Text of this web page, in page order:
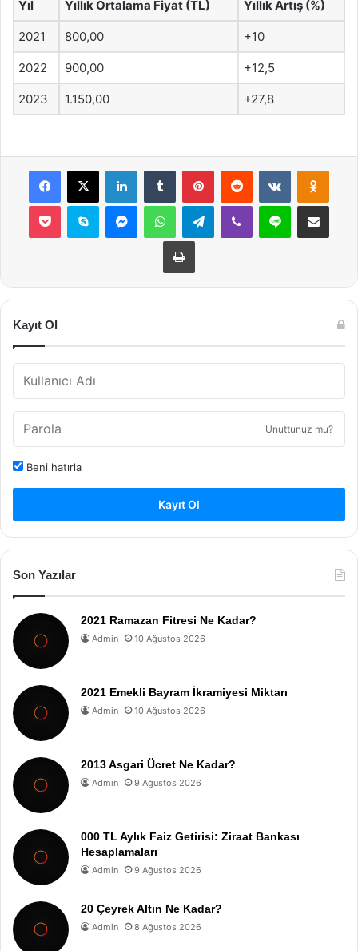
Yıl Yıllık Ortalama Fiyat (TL) Yıllık Artış (%)
2021 800,00 +10
2022 900,00 +12,5
2023 1.150,00 +27,8
Facebook
X LinkedInTumblr PinterestReddit VKontakte
Pocket Skype MessengerWhatsAppTelegramViber Line E-Posta ile
Yazdır
Kayıt Ol
Unuttunuz mu?
Beni hatırla
Kayıt Ol
Son Yazılar
2021 Ramazan Fitresi Ne Kadar?
Admin 10 Ağustos 2026
2021 Emekli Bayram İkramiyesi Miktarı
Admin 10 Ağustos 2026
2013 Asgari Ücret Ne Kadar?
Admin 9 Ağustos 2026
000 TL Aylık Faiz Getirisi: Ziraat Bankası
Hesaplamaları
Admin 9 Ağustos 2026
20 Çeyrek Altın Ne Kadar?
Admin 8 Ağustos 2026